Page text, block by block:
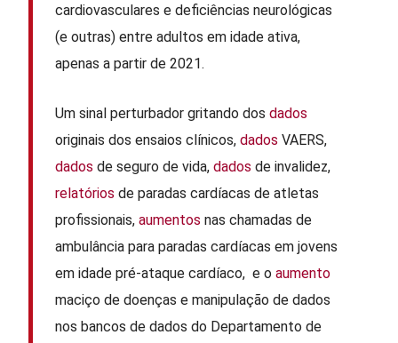
cardiovasculares e deficiências neurológicas
(e outras) entre adultos em idade ativa,
apenas a partir de 2021.
Um sinal perturbador gritando dosdados
originais dos ensaios clínicos,dados VAERS,
dados de seguro de vida,dados de invalidez,
relatórios de paradas cardíacas de atletas
profissionais,aumentos nas chamadas de
ambulância para paradas cardíacas em jovens
em idade pré-ataque cardíaco, e o ​​aumento
maciço de doenças e manipulação de dados
nos bancos de dados do Departamento de